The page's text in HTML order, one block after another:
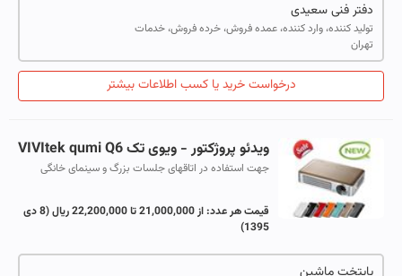
دفتر فنی سعیدی
تولید کننده، وارد کننده، عمده فروش، خرده فروش، خدمات
تهران
درخواست خرید یا کسب اطلاعات بیشتر
ویدئو پروژکتور - ویوی تک VIVItek qumi Q6
جهت استفاده در اتاقهای جلسات بزرگ و سینمای خانگی
قیمت هر عدد:از 21,000,000 تا 22,200,000 ریال
(8 دی
1395)